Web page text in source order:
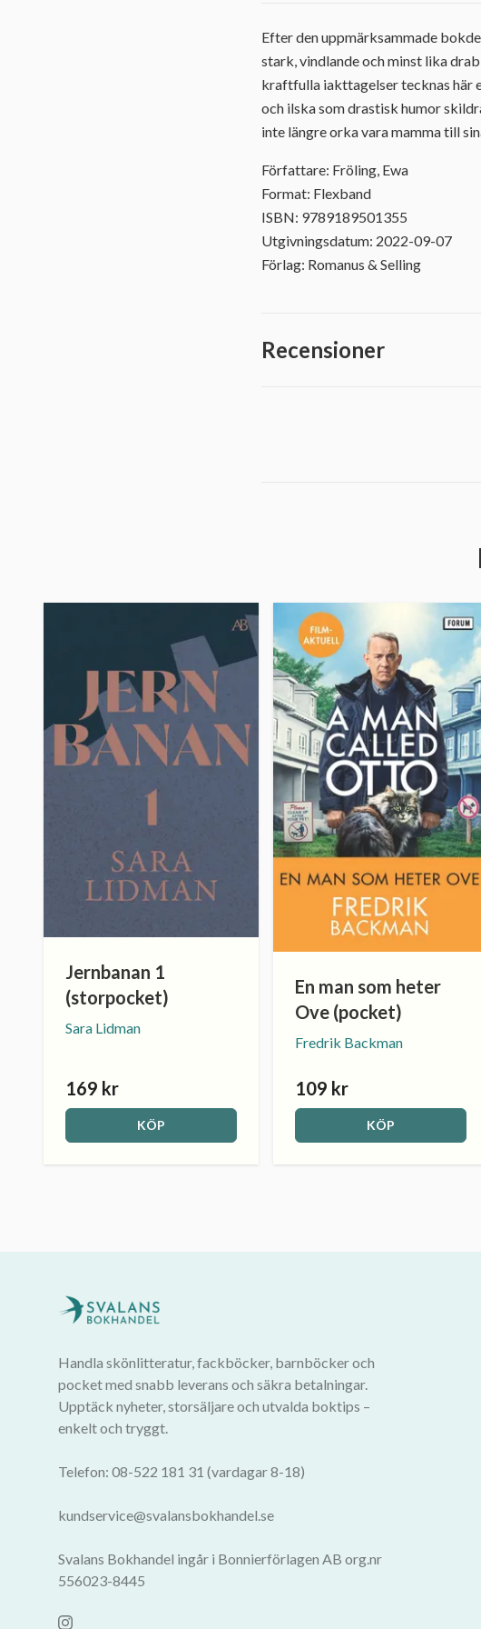
Efter den uppmärksammade
stark, vindlande och minst lika
kraftfulla iakttagelser tecknas här
och ilska som drastisk humor
inte längre orka vara mamma till
Författare: Fröling, Ewa
Format: Flexband
ISBN: 9789189501355
Utgivningsdatum: 2022-09-07
Förlag: Romanus & Selling
Recensioner
Jernbanan 1
(storpocket)
Sara Lidman
169 kr
KÖP
En man som heter
Ove (pocket)
Fredrik Backman
109 kr
KÖP
Handla skönlitteratur, fackböcker, barnböcker och
pocket med snabb leverans och säkra betalningar.
Upptäck nyheter, storsäljare och utvalda boktips –
enkelt och tryggt.
Telefon: 08-522 181 31 (vardagar 8-18)
kundservice@svalansbokhandel.se
Svalans Bokhandel ingår i Bonnierförlagen AB org.nr
556023-8445